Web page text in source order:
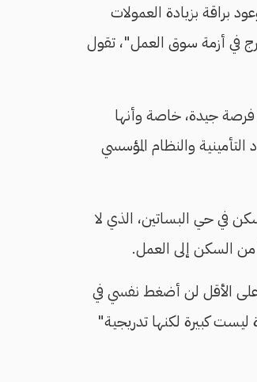
لا تعرض عليك في البداية أكثر من 1200 أو 1500، مع وعود براقة بزيادة العمولات
في أزمة سوق العمل"، تقول
تلك المئات القليلة فرصة جيدة، خاصة وأنها
والنظام المؤسسي
في حي البساتين، الذي لا
السكن إلى العمل.
حد ما، على الأقل لن أضغط نفسي في
كبيرة لكنها تدريجية"